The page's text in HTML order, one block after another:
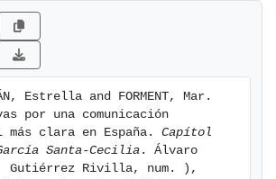
Estrella and FORMENT, Mar.
por una comunicación
clara en España. Capítol
Santa-Cecilia . Álvaro
Rivilla, num. ),